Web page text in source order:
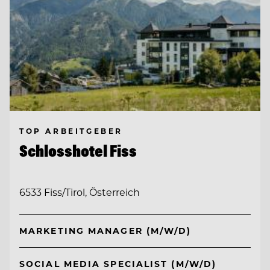
TOP ARBEITGEBER
Schlosshotel Fiss
6533 Fiss/Tirol, Österreich
MARKETING MANAGER (M/W/D)
SOCIAL MEDIA SPECIALIST (M/W/D)